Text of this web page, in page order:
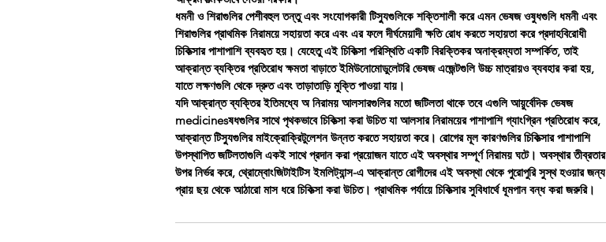
ধমনী ও শিরাগুলির পেশীবহুল তন্তু এবং সংযোগকারী টিস্যুগুলিকে শক্তিশালী করে এমন ভেষজ ওষুধগুলি ধমনী এবং
শিরাগুলির প্রাথমিক নিরাময়ে সহায়তা করে এবং এর ফলে দীর্ঘমেয়াদী ক্ষতি রোধ করতে সহায়তা করে প্রদাহবিরোধী
চিকিত্সার পাশাপাশি ব্যবহৃত হয়। যেহেতু এই চিকিত্সা পরিস্থিতি একটি বিরক্তিকর অনাক্রম্যতা সম্পর্কিত, তাই
আক্রান্ত ব্যক্তির প্রতিরোধ ক্ষমতা বাড়াতে ইমিউনোমোডুলেটরি ভেষজ এজেন্টগুলি উচ্চ মাত্রায়ও ব্যবহার করা হয়,
যাতে লক্ষণগুলি থেকে দ্রুত এবং তাড়াতাড়ি মুক্তি পাওয়া যায়।
যদি আক্রান্ত ব্যক্তির ইতিমধ্যে অ নিরাময় আলসারগুলির মতো জটিলতা থাকে তবে এগুলি আয়ুর্বেদিক ভেষজ
medicinesষধগুলির সাথে পৃথকভাবে চিকিত্সা করা উচিত যা আলসার নিরাময়ের পাশাপাশি গ্যাংগ্রিন প্রতিরোধ করে,
আক্রান্ত টিস্যুগুলির মাইক্রোক্রিটুলেশন উন্নত করতে সহায়তা করে। রোগের মূল কারণগুলির চিকিত্সার পাশাপাশি
উপস্থাপিত জটিলতাগুলি একই সাথে প্রদান করা প্রয়োজন যাতে এই অবস্থার সম্পূর্ণ নিরাময় ঘটে। অবস্থার তীব্রতার
উপর নির্ভর করে, থ্রোম্বোংজিটাইটিস ইমলিট্যান্স-এ আক্রান্ত রোগীদের এই অবস্থা থেকে পুরোপুরি সুস্থ হওয়ার জন্য
প্রায় ছয় থেকে আঠারো মাস ধরে চিকিত্সা করা উচিত। প্রাথমিক পর্যায়ে চিকিত্সার সুবিধার্থে ধূমপান বন্ধ করা জরুরি।